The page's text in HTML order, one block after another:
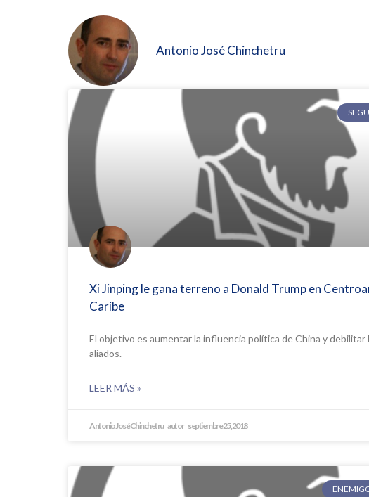
Antonio José Chinchetru
Xi Jinping le gana terreno a Donald Trump en
Caribe
El objetivo es aumentar la influencia política de China y debilitar
aliados.
LEER MÁS »
Antonio José Chinchetru septiembre 25, 2018